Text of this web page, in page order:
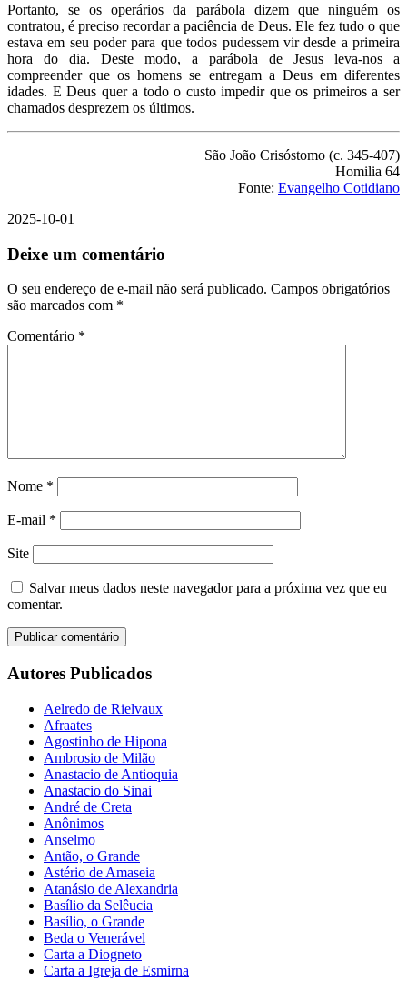
Portanto, se os operários da parábola dizem que ninguém os
contratou, é preciso recordar a paciência de Deus. Ele fez tudo o que
estava em seu poder para que todos pudessem vir desde a primeira
hora do dia. Deste modo, a parábola de Jesus leva-nos a
compreender que os homens se entregam a Deus em diferentes
idades. E Deus quer a todo o custo impedir que os primeiros a ser
chamados desprezem os últimos.
São João Crisóstomo (c. 345-407)
Homilia 64
Fonte: Evangelho Cotidiano
2025-10-01
Deixe um comentário
O seu endereço de e-mail não será publicado. Campos obrigatórios
são marcados com *
Comentário *
Nome *
E-mail *
Site
Salvar meus dados neste navegador para a próxima vez que eu
comentar.
Autores Publicados
Aelredo de Rielvaux
Afraates
Agostinho de Hipona
Ambrosio de Milão
Anastacio de Antioquia
Anastacio do Sinai
André de Creta
Anônimos
Anselmo
Antão, o Grande
Astério de Amaseia
Atanásio de Alexandria
Basílio da Selêucia
Basílio, o Grande
Beda o Venerável
Carta a Diogneto
Carta a Igreja de Esmirna